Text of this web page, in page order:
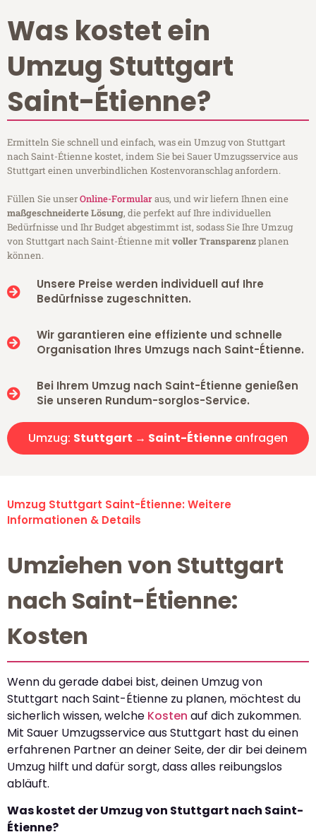
Was kostet ein
Umzug Stuttgart
Saint-Étienne?
Ermitteln Sie schnell und einfach, was ein Umzug von Stuttgart
nach Saint-Étienne kostet, indem Sie bei Sauer Umzugsservice aus
Stuttgart einen unverbindlichen Kostenvoranschlag anfordern.
Füllen Sie unserOnline-Formularaus, und wir liefern Ihnen eine
maßgeschneiderte Lösung, die perfekt auf Ihre individuellen
Bedürfnisse und Ihr Budget abgestimmt ist, sodass Sie Ihre Umzug
von Stuttgart nach Saint-Étienne mitvoller Transparenzplanen
können.
Unsere Preise werden individuell auf Ihre
Bedürfnisse zugeschnitten.
Wir garantieren eine effiziente und schnelle
Organisation Ihres Umzugs nach Saint-Étienne.
Bei Ihrem Umzug nach Saint-Étienne genießen
Sie unseren Rundum-sorglos-Service.
Umzug: Stuttgart → Saint-Étienne anfragen
Umzug Stuttgart Saint-Étienne: Weitere
Informationen & Details
Umziehen von Stuttgart
nach Saint-Étienne:
Kosten
Wenn du gerade dabei bist, deinen Umzug von
Stuttgart nach Saint-Étienne zu planen, möchtest du
sicherlich wissen, welche Kosten auf dich zukommen.
Mit Sauer Umzugsservice aus Stuttgart hast du einen
erfahrenen Partner an deiner Seite, der dir bei deinem
Umzug hilft und dafür sorgt, dass alles reibungslos
abläuft.
Was kostet der Umzug von Stuttgart nach Saint-
Étienne?